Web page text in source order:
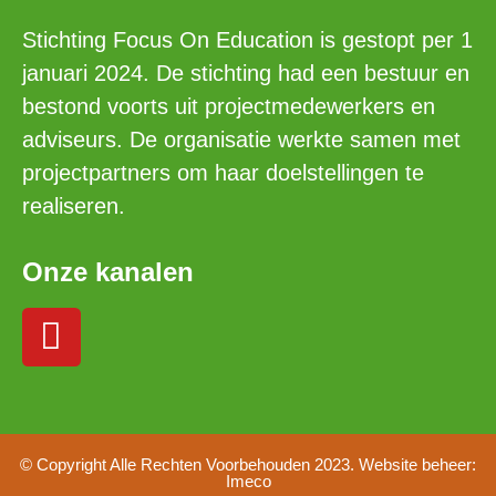
Stichting Focus On Education is gestopt per 1
januari 2024. De stichting had een bestuur en
bestond voorts uit projectmedewerkers en
adviseurs. De organisatie werkte samen met
projectpartners om haar doelstellingen te
realiseren.
Onze kanalen
© Copyright Alle Rechten Voorbehouden 2023. Website beheer:
Imeco